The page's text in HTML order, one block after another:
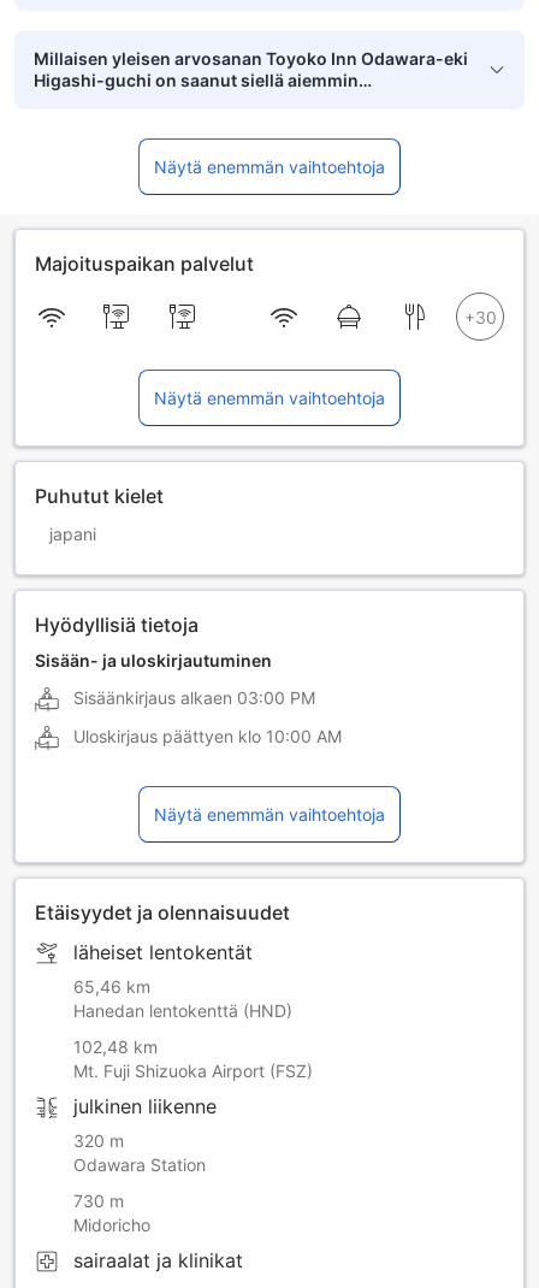
Millaisen yleisen arvosanan Toyoko Inn Odawara-eki
Higashi-guchi on saanut siellä aiemmin
Näytä enemmän vaihtoehtoja
Majoituspaikan palvelut
Näytä enemmän vaihtoehtoja
Puhutut kielet
japani
Hyödyllisiä tietoja
Sisään- ja uloskirjautuminen
Sisäänkirjaus alkaen 03:00 PM
Uloskirjaus päättyen klo 10:00 AM
Näytä enemmän vaihtoehtoja
Etäisyydet ja olennaisuudet
läheiset lentokentät
65,46 km
Hanedan lentokenttä (HND)
102,48 km
Mt. Fuji Shizuoka Airport (FSZ)
julkinen liikenne
320 m
Odawara Station
730 m
Midoricho
sairaalat ja klinikat